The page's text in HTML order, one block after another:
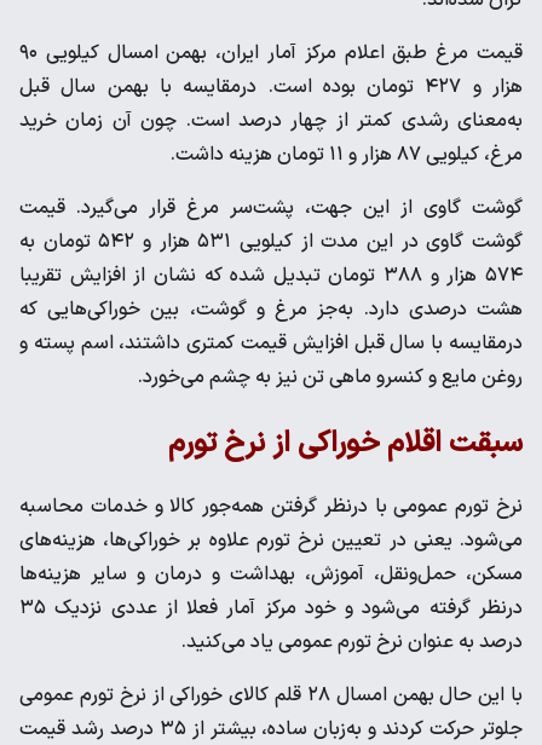
قیمت مرغ طبق اعلام مرکز آمار ایران، بهمن امسال کیلویی ۹۰
هزار و ۴۲۷ تومان بوده است. درمقایسه با بهمن سال قبل
به‌معنای رشدی کمتر از چهار درصد است. چون آن زمان خرید
مرغ، کیلویی ۸۷ هزار و ۱۱ تومان هزینه داشت.
گوشت گاوی از این جهت، پشت‌سر مرغ قرار می‌گیرد. قیمت
گوشت گاوی در این مدت از کیلویی ۵۳۱ هزار و ۵۴۲ تومان به
۵۷۴ هزار و ۳۸۸ تومان تبدیل شده که نشان از افزایش تقریبا
هشت درصدی دارد. به‌جز مرغ و گوشت، بین خوراکی‌هایی که
درمقایسه با سال قبل افزایش قیمت کمتری داشتند، اسم پسته و
روغن مایع و کنسرو ماهی تن نیز به چشم می‌خورد.
سبقت اقلام خوراکی از نرخ تورم
نرخ تورم عمومی با درنظر گرفتن همه‌جور کالا و خدمات محاسبه
می‌شود. یعنی در تعیین نرخ تورم علاوه بر خوراکی‌ها، هزینه‌های
مسکن، حمل‌ونقل، آموزش، بهداشت و درمان و سایر هزینه‌ها
درنظر گرفته می‌شود و خود مرکز آمار فعلا از عددی نزدیک ۳۵
درصد به عنوان نرخ تورم عمومی یاد می‌کنید.
با این حال بهمن امسال ۲۸ قلم کالای خوراکی از نرخ تورم عمومی
جلوتر حرکت کردند و به‌زبان ساده، بیشتر از ۳۵ درصد رشد قیمت